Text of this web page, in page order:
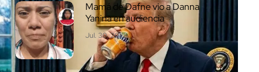
Mamá de Dafne vio a Danna
Yanina en audiencia
Jul. 30, 2026